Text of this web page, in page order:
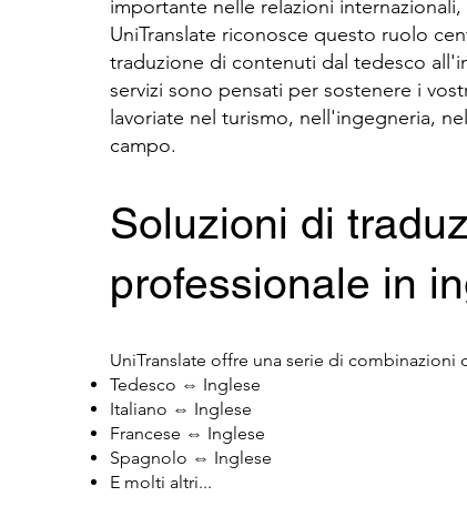
importante nelle relazioni
UniTranslate riconosce questo ruolo
traduzione di contenuti dal tedesco
servizi sono pensati per sostenere i
lavoriate nel turismo, nell'ingegneria,
campo.
Soluzioni di
professionale in
UniTranslate offre una serie di
Tedesco ⇔ Inglese
Italiano ⇔ Inglese
Francese ⇔ Inglese
Spagnolo ⇔ Inglese
E molti altri...